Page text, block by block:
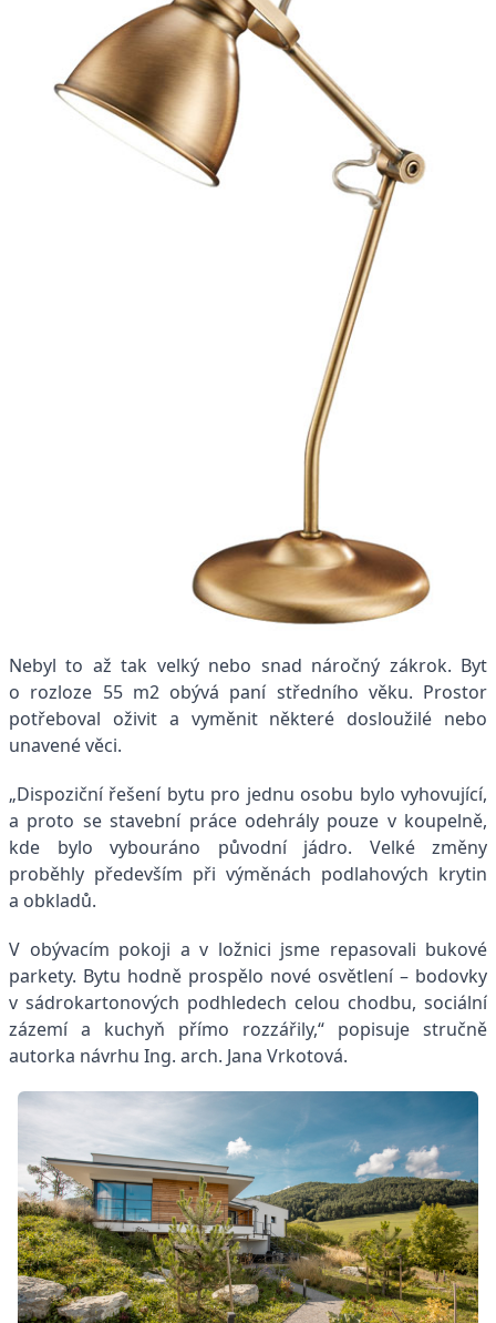
Nebyl to až tak velký nebo snad náročný zákrok. Byt
o rozloze 55 m2 obývá paní středního věku. Prostor
potřeboval oživit a vyměnit některé dosloužilé nebo
unavené věci.
„Dispoziční řešení bytu pro jednu osobu bylo vyhovující,
a proto se stavební práce odehrály pouze v koupelně,
kde bylo vybouráno původní jádro. Velké změny
proběhly především při výměnách podlahových krytin
a obkladů.
V obývacím pokoji a v ložnici jsme repasovali bukové
parkety. Bytu hodně prospělo nové osvětlení – bodovky
v sádrokartonových podhledech celou chodbu, sociální
zázemí a kuchyň přímo rozzářily,“ popisuje stručně
autorka návrhu Ing. arch. Jana Vrkotová.